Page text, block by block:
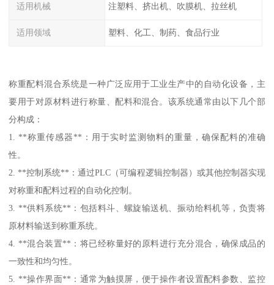
适用机械 注塑料、挤出机、吹膜机、拉丝机
适用领域 塑料、化工、制药、食品行业
称重配料混合系统是一种广泛应用于工业生产中的自动化设备，主
要用于对原材料进行称量、配料和混合。该系统通常由以下几个部
分构成：
1. **称重传感器**：用于实时监测物料的重量，确保配料的准确
性。
2. **控制系统**：通过PLC（可编程逻辑控制器）或其他控制器实现
对称重和配料过程的自动化控制。
3. **供料系统**：包括料斗、螺旋输送机、振动给料机等，负责将
原材料输送到称重系统。
4. **混合装置**：将已经称量好的原料进行充分混合，确保成品的
一致性和均匀性。
5. **操作界面**：通常为触摸屏，便于操作者设置配料参数、监控